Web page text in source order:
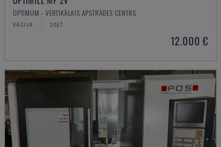
OPTIMUM - VERTIKĀLAIS APSTRĀDES CENTRS
VĀCIJA 2017
12.000 €